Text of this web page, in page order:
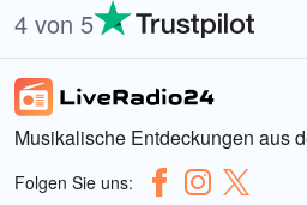
4 von 5
Musikalische Entdeckungen aus
Folgen Sie uns: